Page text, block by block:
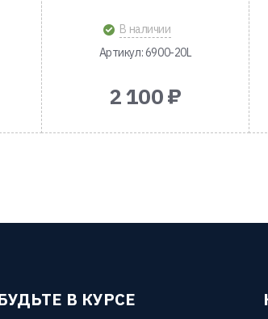
В наличии
Артикул: 6900-20L
2 100 ₽
В КУРСЕ